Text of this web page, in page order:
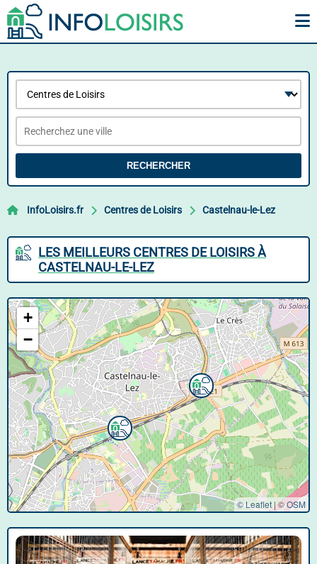
RECHERCHER
InfoLoisirs.fr Centres de Loisirs Castelnau-le-Lez
LES MEILLEURS CENTRES DE LOISIRS À
CASTELNAU-LE-LEZ
+
−
© Leaflet|©OSM